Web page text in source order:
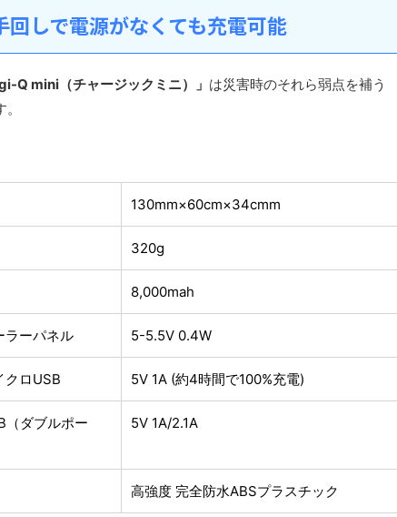
しで電源がなくても充電可能
Q mini（チャージックミニ）」 は災害時のそれら弱点を補う
130mm×60cm×34cmm
320g
8,000mah
ラーパネル 5-5.5V 0.4W
クロUSB 5V 1A (約4時間で100%充電)
（ダブルポー
5V 1A/2.1A
高強度 完全防水ABSプラスチック